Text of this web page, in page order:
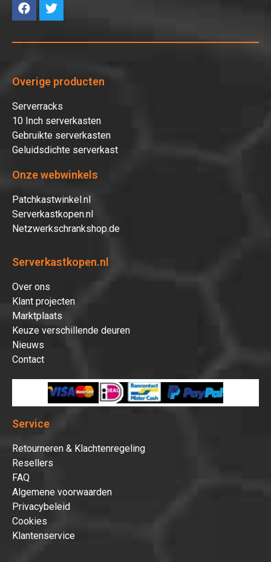
Overige producten
Serverracks
10 Inch serverkasten
Gebruikte serverkasten
Geluidsdichte serverkast
Onze webwinkels
Patchkastwinkel.nl
Serverkastkopen.nl
Netzwerkschrankshop.de
Serverkastkopen.nl
Over ons
Klant projecten
Marktplaats
Keuze verschillende deuren
Nieuws
Contact
Service
Retourneren & Klachtenregeling
Resellers
FAQ
Algemene voorwaarden
Privacybeleid
Cookies
Klantenservice